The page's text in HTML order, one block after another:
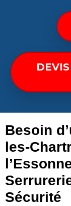
Besoin
les-
Sécurité